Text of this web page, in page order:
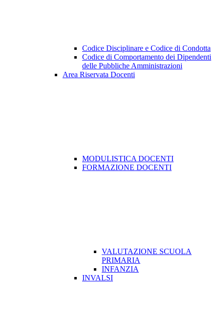
Codice Disciplinare e Codice di Condotta
Codice di Comportamento dei Dipendenti
delle Pubbliche Amministrazioni
Area Riservata Docenti
MODULISTICA DOCENTI
FORMAZIONE DOCENTI
VALUTAZIONE SCUOLA
PRIMARIA
INFANZIA
INVALSI